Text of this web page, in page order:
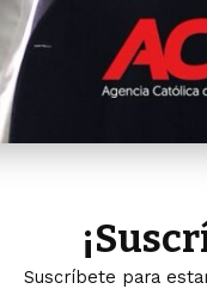
Suscríbete para